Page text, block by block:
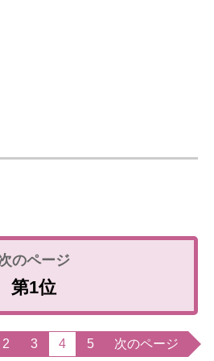
第1位
2 3 4 5 次のページ